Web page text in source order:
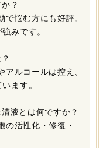
？
悩む方にも好評。
みです。
ルコールは控え、
ます。
液とは何ですか？
の活性化・修復・